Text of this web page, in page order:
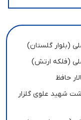
(بلوار گلستان)
(فلکه ارتش)
حافظ
شهید علوی گلزار